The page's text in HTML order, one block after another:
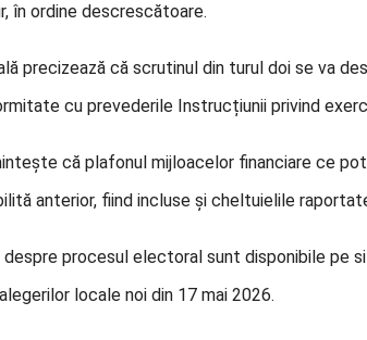
în ordine descrescătoare.
precizează că scrutinul din turul doi se va
cu prevederile Instrucțiunii privind
că plafonul mijloacelor financiare ce
anterior, fiind incluse și cheltuielile
procesul electoral sunt disponibile pe
locale noi din 17 mai 2026.